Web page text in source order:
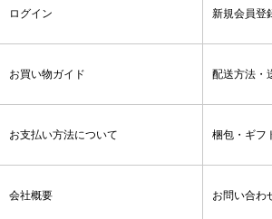
ログイン 新規会員登
お買い物ガイド 配送方法・
お支払い方法について 梱包・ギフ
会社概要 お問い合わ